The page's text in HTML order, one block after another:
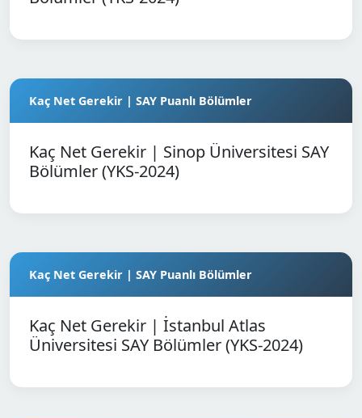
Kaç Net Gerekir | SAY Puanlı Bölümler
Kaç Net Gerekir | Sinop Üniversitesi SAY
Bölümler (YKS-2024)
Kaç Net Gerekir | SAY Puanlı Bölümler
Kaç Net Gerekir | İstanbul Atlas
Üniversitesi SAY Bölümler (YKS-2024)